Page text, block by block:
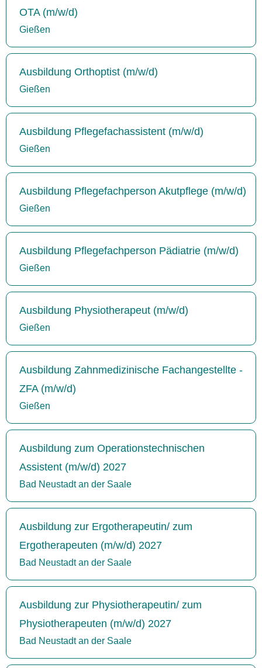
OTA (m/w/d)
Gießen
Ausbildung Orthoptist (m/w/d)
Gießen
Ausbildung Pflegefachassistent (m/w/d)
Gießen
Ausbildung Pflegefachperson Akutpflege (m/w/d)
Gießen
Ausbildung Pflegefachperson Pädiatrie (m/w/d)
Gießen
Ausbildung Physiotherapeut (m/w/d)
Gießen
Ausbildung Zahnmedizinische Fachangestellte -
ZFA (m/w/d)
Gießen
Ausbildung zum Operationstechnischen
Assistent (m/w/d) 2027
Bad Neustadt an der Saale
Ausbildung zur Ergotherapeutin/ zum
Ergotherapeuten (m/w/d) 2027
Bad Neustadt an der Saale
Ausbildung zur Physiotherapeutin/ zum
Physiotherapeuten (m/w/d) 2027
Bad Neustadt an der Saale